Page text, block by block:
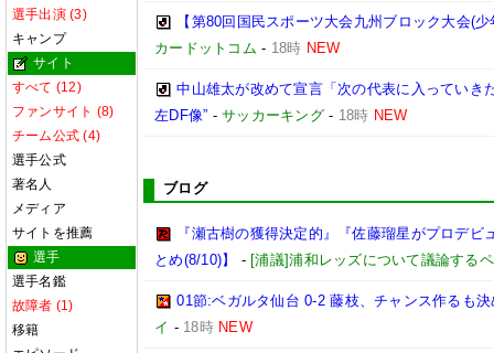
選手出演 (3)
キャンプ
サイト
すべて (12)
ファンサイト (8)
チーム公式 (4)
選手公式
著名人
メディア
サイトを推薦
選手
選手名鑑
故障者 (1)
移籍
【第80回国民スポーツ大会九州ブロック大会(
カードットコム - 18時 NEW
中山雄太が改めて宣言「次の代表に入っていき
左DF像” -サッカーキング - 18時 NEW
ブログ
『瀬古樹の獲得決定的』『佐藤瑠星がプロデ
とめ(8/10)】
- [浦議]浦和レッズについて議論する
01節:ベガルタ仙台 0-2 藤枝、チャンス作るも
イ - 18時 NEW